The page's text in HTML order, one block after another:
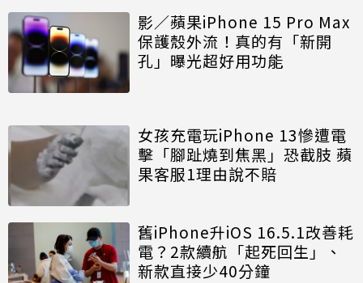
影／蘋果iPhone 15 Pro Max
保護殼外流！真的有「新開
孔」曝光超好用功能
女孩充電玩iPhone 13慘遭電
擊「腳趾燒到焦黑」恐截肢 蘋
果客服1理由說不賠
舊iPhone升iOS 16.5.1改善耗
電？2款續航「起死回生」、
新款直接少40分鐘